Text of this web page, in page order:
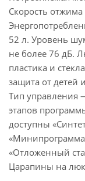
Скорость
52 л. Уровень
не более 76 дБ.
пластика и
защита от детей
Тип управления
этапов
доступны
«Отложенный
Царапины на